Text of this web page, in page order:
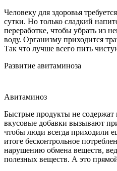
Человеку для здоровья
сутки. Но только сладкий
переработке, чтобы убрать из
воду. Организму приходится
Так что лучше всего пить
Развитие авитаминоза
Авитаминоз
Быстрые продукты не содержат
вкусовые добавки вызывают
чтобы люди всегда приходили
итоге бесконтрольное
нарушению обмена веществ,
полезных веществ. А это